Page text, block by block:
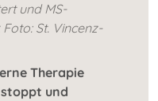
und MS-
St. Vincenz-
Therapie
und